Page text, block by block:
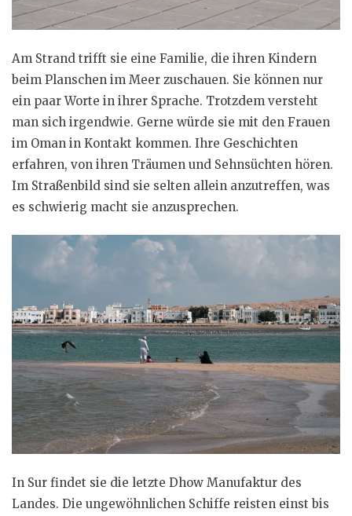
Am Strand trifft sie eine Familie, die ihren Kindern
beim Planschen im Meer zuschauen. Sie können nur
ein paar Worte in ihrer Sprache. Trotzdem versteht
man sich irgendwie. Gerne würde sie mit den Frauen
im Oman in Kontakt kommen. Ihre Geschichten
erfahren, von ihren Träumen und Sehnsüchten hören.
Im Straßenbild sind sie selten allein anzutreffen, was
es schwierig macht sie anzusprechen.
In Sur findet sie die letzte Dhow Manufaktur des
Landes. Die ungewöhnlichen Schiffe reisten einst bis